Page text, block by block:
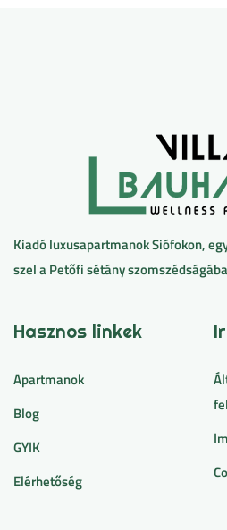
Kiadó luxusapartmanok Siófokon,
szel a Petőfi sétány
Hasznos linkek
Apartmanok
Blog
GYIK
Elérhetőség